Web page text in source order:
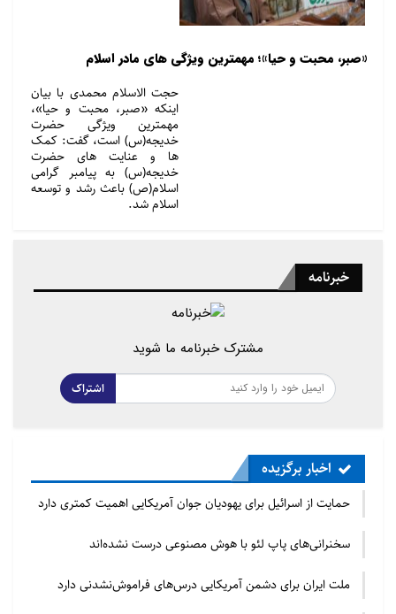
«صبر، محبت و حیا»؛ مهمترین ویژگی های مادر اسلام
حجت الاسلام محمدی با بیان
اینکه «صبر، محبت و حیا»،
مهمترین ویژگی حضرت
خدیجه(س) است، گفت: کمک
ها و عنایت های حضرت
خدیجه(س) به پیامبر گرامی
اسلام(ص) باعث رشد و توسعه
اسلام شد.
خبرنامه
مشترک خبرنامه ما شوید
اشتراک
اخبار برگزیده
حمایت از اسرائیل برای یهودیان جوان آمریکایی اهمیت کمتری دارد
سخنرانی‌های پاپ لئو با هوش مصنوعی درست نشده‌اند
ملت ایران برای دشمن آمریکایی درس‌های فراموش‌نشدنی دارد